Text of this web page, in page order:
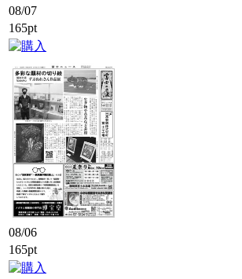
08/07
165pt
08/06
165pt